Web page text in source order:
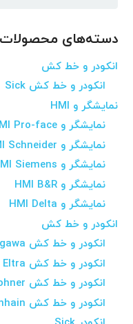
دسته‌های محصولات
انکودر و خط کش
انکودر و خط کش Sick
نمایشگر و HMI
نمایشگر و HMI Pro-face
نمایشگر و HMI Schneider
نمایشگر و HMI Siemens
نمایشگر و HMI B&R
نمایشگر و HMI Delta
انکودر و خط کش
انکودر و خط کش Tamagawa
انکودر و خط کش Eltra
انکودر و خط کش Hohner
انکودر و خط کش Heidenhain